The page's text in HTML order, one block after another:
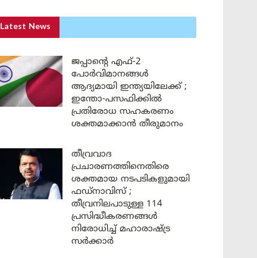
Latest News
ജപ്പാന്റെ എഫ്-2
പോർവിമാനങ്ങൾ
ആദ്യമായി ഇന്ത്യയിലേക്ക് ;
ഇന്തോ-പസഫിക്കിൽ
പ്രതിരോധ സഹകരണം
ശക്തമാക്കാൻ തീരുമാനം
തീവ്രവാദ
പ്രചാരണത്തിനെതിരെ
ശക്തമായ നടപടികളുമായി
ഫഡ്നാവിസ് ;
തീവ്രനിലപാടുള്ള 114
പ്രസിദ്ധീകരണങ്ങൾ
നിരോധിച്ച് മഹാരാഷ്ട്ര
സർക്കാർ